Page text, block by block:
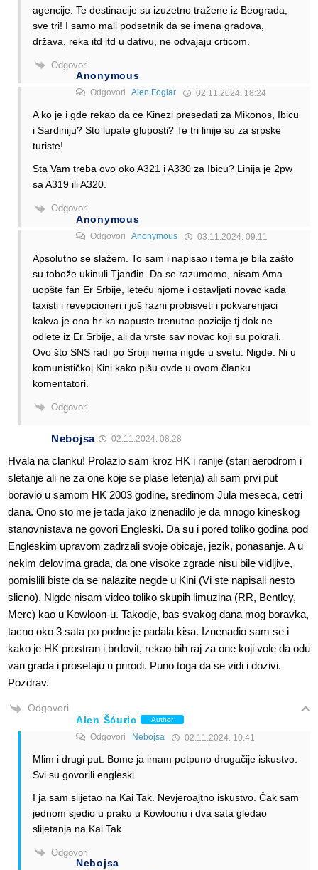
agencije. Te destinacije su izuzetno tražene iz Beograda,
sve tri! I samo mali podsetnik da se imena gradova,
država, reka itd itd u dativu, ne odvajaju crticom.
Odgovori
Anonymous
Odgovori Alen Foglar 02.11.2024. 18:24
A ko je i gde rekao da ce Kinezi presedati za Mikonos, Ibicu
i Sardiniju? Sto lupate gluposti? Te tri linije su za srpske
turiste!
Sta Vam treba ovo oko A321 i A330 za Ibicu? Linija je 2pw
sa A319 ili A320.
Odgovori
Anonymous
Odgovori Anonymous 03.11.2024. 09:11
Apsolutno se slažem. To sam i napisao i tema je bila zašto
su tobože ukinuli Tjanđin. Da se razumemo, nisam Ama
uopšte fan Er Srbije, leteću njome i ostavljati novac kada
taxisti i revepcioneri i još razni probisveti i pokvarenjaci
kakva je ona hr-ka napuste trenutne pozicije tj dok ne
odlete iz Er Srbije, ali da vrste sav novac koji su pokrali.
Ovo što SNS radi po Srbiji nema nigde u svetu. Nigde. Ni u
komunističkoj Kini kako pišu ovde u ovom članku
komentatori.
Odgovori
Nebojsa 02.11.2024. 08:28
Hvala na clanku! Prolazio sam kroz HK i ranije (stari aerodrom i
sletanje ali ne za one koje se plase letenja) ali sam prvi put
boravio u samom HK 2003 godine, sredinom Jula meseca, cetri
dana. Ono sto me je tada jako iznenadilo je da mnogo kineskog
stanovnistava ne govori Engleski. Da su i pored toliko godina pod
Engleskim upravom zadrzali svoje obicaje, jezik, ponasanje. A u
nekim delovima grada, da one visoke zgrade nisu bile vidljive,
pomislili biste da se nalazite negde u Kini (Vi ste napisali nesto
slicno). Nigde nisam video toliko skupih limuzina (RR, Bentley,
Merc) kao u Kowloon-u. Takodje, bas svakog dana mog boravka,
tacno oko 3 sata po podne je padala kisa. Iznenadio sam se i
kako je HK prostran i brdovit, rekao bih raj za one koji vole da odu
van grada i prosetaju u prirodi. Puno toga da se vidi i dozivi.
Pozdrav.
Odgovori
Alen Šćuric
Author
Odgovori Nebojsa 02.11.2024. 10:41
Mlim i drugi put. Bome ja imam potpuno drugačije iskustvo.
Svi su govorili engleski.
I ja sam slijetao na Kai Tak. Nevjeroajtno iskustvo. Čak sam
jednom sjedio u praku u Kowloonu i dva sata gledao
slijetanja na Kai Tak.
Odgovori
Nebojsa